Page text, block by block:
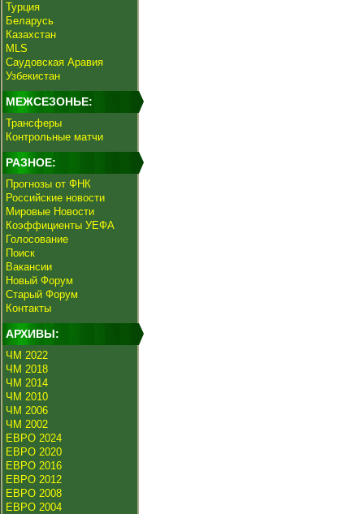
Турция
Беларусь
Казахстан
MLS
Саудовская Аравия
Узбекистан
МЕЖСЕЗОНЬЕ:
Трансферы
Контрольные матчи
РАЗНОЕ:
Прогнозы от ФНК
Российские новости
Мировые Новости
Коэффициенты УЕФА
Голосование
Поиск
Вакансии
Новый Форум
Старый Форум
Контакты
АРХИВЫ:
ЧМ 2022
ЧМ 2018
ЧМ 2014
ЧМ 2010
ЧМ 2006
ЧМ 2002
ЕВРО 2024
ЕВРО 2020
ЕВРО 2016
ЕВРО 2012
ЕВРО 2008
ЕВРО 2004